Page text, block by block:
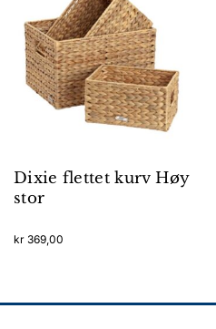
Dixie flettet kurv Høy
stor
kr 369,00